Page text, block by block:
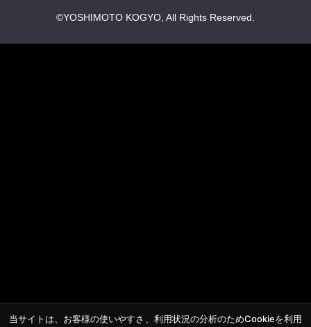
©YOSHIMOTO KOGYO, All Rights Reserved.
当サイトは、お客様の使いやすさ、利用状況の分析のためCookieを利用